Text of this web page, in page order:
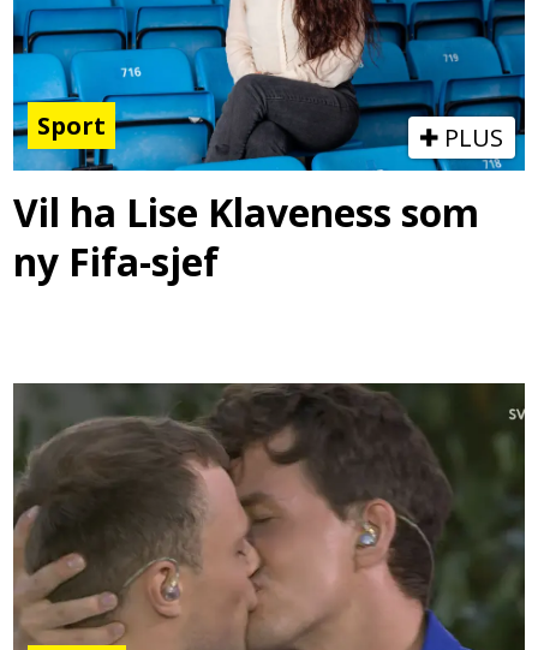
Sport PLUS
Vil ha Lise Klaveness som
ny Fifa-sjef